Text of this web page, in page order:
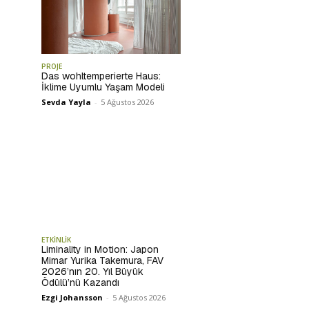
PROJE
Das wohltemperierte Haus:
İklime Uyumlu Yaşam Modeli
Sevda Yayla - 5 Ağustos 2026
ETKİNLİK
Liminality in Motion: Japon
Mimar Yurika Takemura, FAV
2026’nın 20. Yıl Büyük
Ödülü’nü Kazandı
Ezgi Johansson - 5 Ağustos 2026